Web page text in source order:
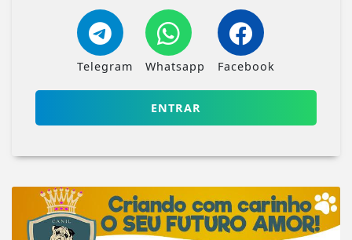
Telegram Whatsapp Facebook
ENTRAR